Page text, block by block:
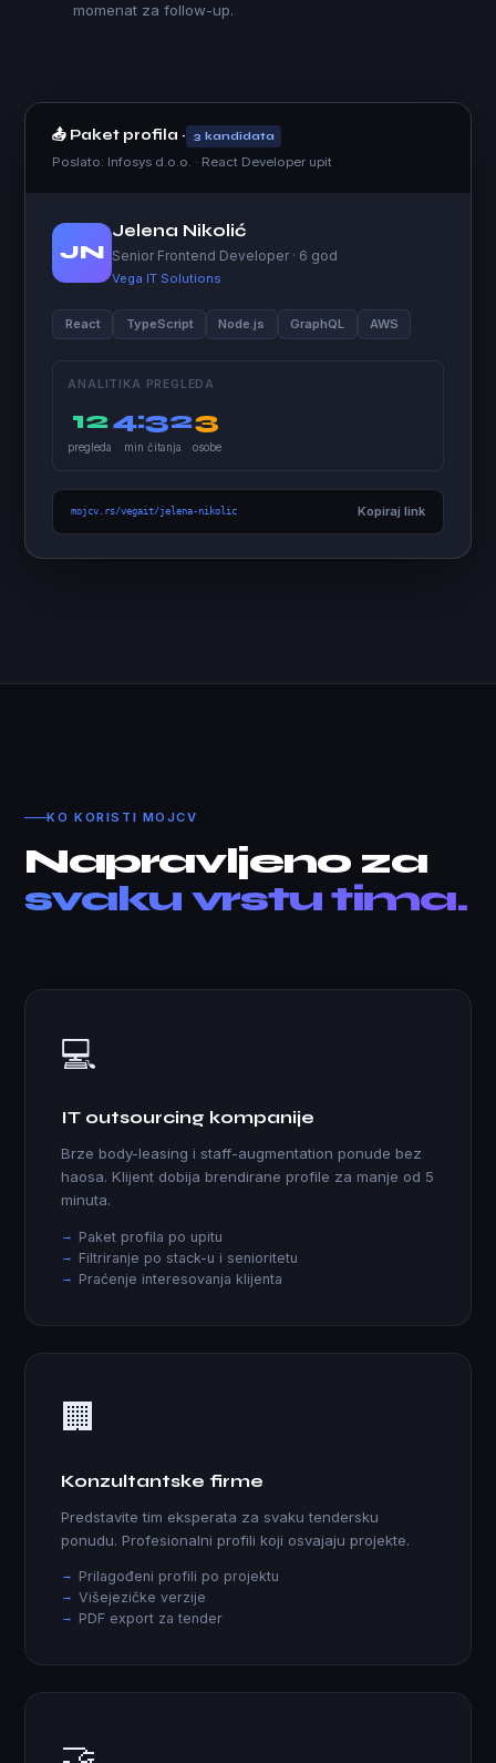
momenat za follow-up.
📤 Paket profila · 3 kandidata
Poslato: Infosys d.o.o. · React Developer upit
JN
Jelena Nikolić
Senior Frontend Developer · 6 god
Vega IT Solutions
React TypeScript Node.js GraphQL AWS
ANALITIKA PREGLEDA
12
pregleda
4:32
min čitanja
3
osobe
mojcv.rs/vegait/jelena-nikolic Kopiraj link
KO KORISTI MOJCV
Napravljeno za
svaku vrstu tima.
💻
IT outsourcing kompanije
Brze body-leasing i staff-augmentation ponude bez
haosa. Klijent dobija brendirane profile za manje od 5
minuta.
Paket profila po upitu
Filtriranje po stack-u i senioritetu
Praćenje interesovanja klijenta
🏢
Konzultantske firme
Predstavite tim eksperata za svaku tendersku
ponudu. Profesionalni profili koji osvajaju projekte.
Prilagođeni profili po projektu
Višejezičke verzije
PDF export za tender